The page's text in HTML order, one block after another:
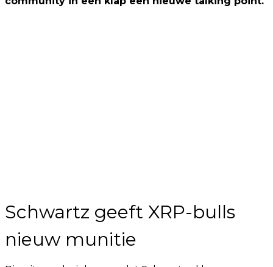
Schwartz geeft XRP-bulls
nieuw munitie